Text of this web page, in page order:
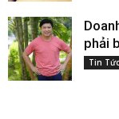
phải
Tin Tức